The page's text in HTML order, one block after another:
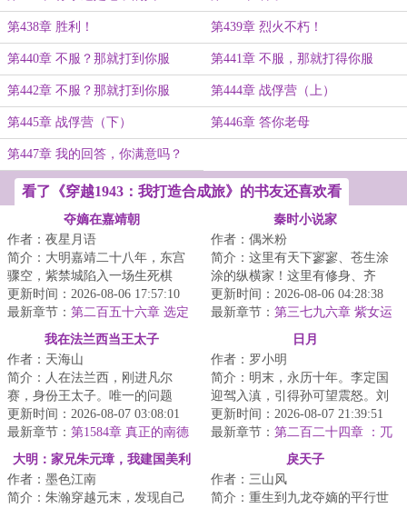
第438章 胜利！ 第439章 烈火不朽！
第440章 不服？那就打到你服
（上）
第441章 不服，那就打得你服
（中）
第442章 不服？那就打到你服
（下）
第444章 战俘营（上）
第445章 战俘营（下） 第446章 答你老母
第447章 我的回答，你满意吗？
看了《穿越1943：我打造合成旅》的书友还喜欢看
夺嫡在嘉靖朝
作者：夜星月语
简介：大明嘉靖二十八年，东宫
骤空，紫禁城陷入一场生死棋
局，牵扯着无数人的生死荣辱。
一边是裕王朱载坖...
更新时间：2026-08-06 17:57:10
最新章节： 第二百五十六章 选定
秦时小说家
作者：偶米粉
简介：这里有天下寥寥、苍生涂
涂的纵横家！这里有修身、齐
家、治国、平天下的儒家！这里
有天下皆白、唯我...
更新时间：2026-08-06 04:28:38
最新章节： 第三七九六章 紫女运
我在法兰西当王太子
作者：天海山
简介：人在法兰西，刚进凡尔
赛，身份王太子。唯一的问题
是，现任国王是路易十六，两年
后就会被咔嚓……既...
更新时间：2026-08-07 03:08:01
最新章节： 第1584章 真正的南德
双核
日月
作者：罗小明
简介：明末，永历十年。李定国
迎驾入滇，引得孙可望震怒。刘
文秀起兵响应，朝廷播迁昆明。
三王内讧之期近...
更新时间：2026-08-07 21:39:51
最新章节： 第二百二十四章 ：兀
大明：家兄朱元璋，我建国美利
作者：墨色江南
简介：朱瀚穿越元末，发现自己
戾天子
作者：三山风
简介：重生到九龙夺嫡的平行世